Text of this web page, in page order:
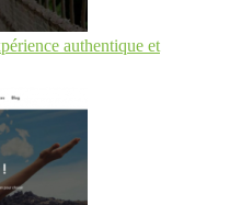
authentique et